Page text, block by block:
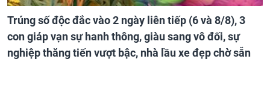
Trúng số độc đắc vào 2 ngày liên tiếp (6 và 8/8), 3
con giáp vạn sự hanh thông, giàu sang vô đối, sự
nghiệp thăng tiến vượt bậc, nhà lầu xe đẹp chờ sẵn